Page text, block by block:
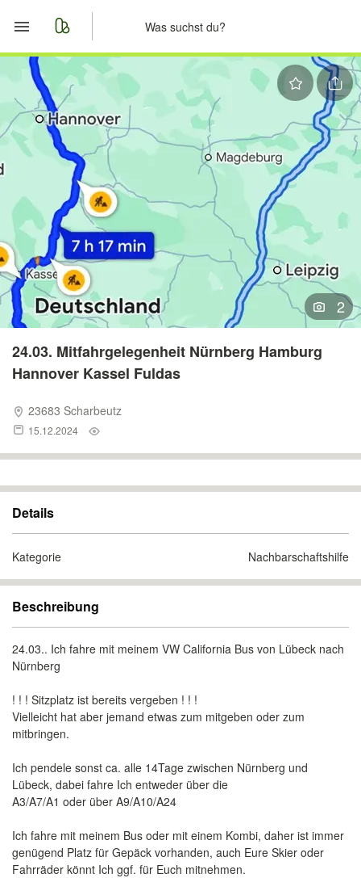
Start
Merkliste
Nachrichten
Anzeige aufgeben
2
24.03. Mitfahrgelegenheit Nürnberg Hamburg
Hannover Kassel Fuldas
23683 Scharbeutz
15.12.2024
Details
Kategorie Nachbarschaftshilfe
Beschreibung
24.03.. Ich fahre mit meinem VW California Bus von Lübeck nach
Nürnberg
! ! ! Sitzplatz ist bereits vergeben ! ! !
Vielleicht hat aber jemand etwas zum mitgeben oder zum
mitbringen.
Ich pendele sonst ca. alle 14Tage zwischen Nürnberg und
Lübeck, dabei fahre Ich entweder über die
A3/A7/A1 oder über A9/A10/A24
Ich fahre mit meinem Bus oder mit einem Kombi, daher ist immer
genügend Platz für Gepäck vorhanden, auch Eure Skier oder
Fahrräder könnt Ich ggf. für Euch mitnehmen.